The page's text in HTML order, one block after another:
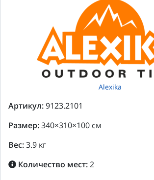
Alexika
Артикул:9123.2101
Размер:340×310×100 см
Вес:3.9 кг
Количество мест:2